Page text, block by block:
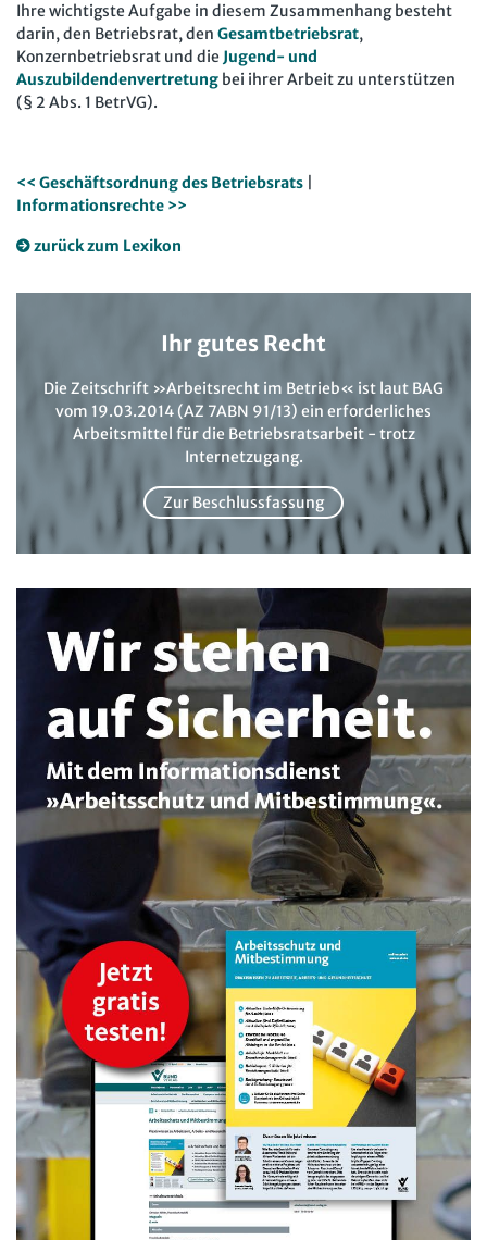
Der Personalrat
Computer und Arbeit
Gute Arbeit
Arbeitsschutz und Mitbestimmung
Digitales Arbeits- und Sozialrecht
Soziale Sicherheit
Betriebsratswissen online
Beschäftigtendatenschutz online
Arbeitszeit online
KI-Praxis Arbeitsrecht online
Software
Newsletter
Abo
Erklärung zur Barrierefreiheit
Widerruf
Verlag
Karriere Buchhandel
Ihre wichtigste Aufgabe in diesem Zusammenhang besteht
darin, den Betriebsrat, den Gesamtbetriebsrat,
Konzernbetriebsrat und die Jugend- und
Auszubildendenvertretung bei ihrer Arbeit zu unterstützen
(§ 2 Abs. 1 BetrVG).
<< Geschäftsordnung des Betriebsrats
Informationsrechte >>
zurück zum Lexikon
Ihr gutes Recht
Die Zeitschrift »Arbeitsrecht im Betrieb« ist laut BAG
vom 19.03.2014 (AZ 7ABN 91/13) ein erforderliches
Arbeitsmittel für die Betriebsratsarbeit - trotz
Internetzugang.
Zur Beschlussfassung